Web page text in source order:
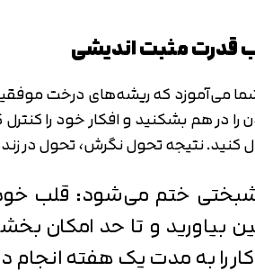
قدرت مثبت اندیشی
می‌آموزد که ریشه‌های درخت موفقیت
در هم بشکنید و افکار خود را
نتیجه تحول نگرش، تحول در
ختم می‌شود: قلب خود را
بیاورید و تا حد امکان
را به مدت یک هفته